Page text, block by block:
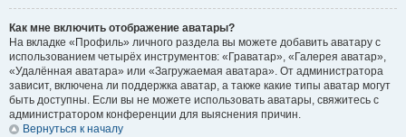
Как мне включить отображение аватары?
На вкладке «Профиль» личного раздела вы можете добавить аватару с
использованием четырёх инструментов: «Граватар», «Галерея аватар»,
«Удалённая аватара» или «Загружаемая аватара». От администратора
зависит, включена ли поддержка аватар, а также какие типы аватар могут
быть доступны. Если вы не можете использовать аватары, свяжитесь с
администратором конференции для выяснения причин.
Вернуться к началу